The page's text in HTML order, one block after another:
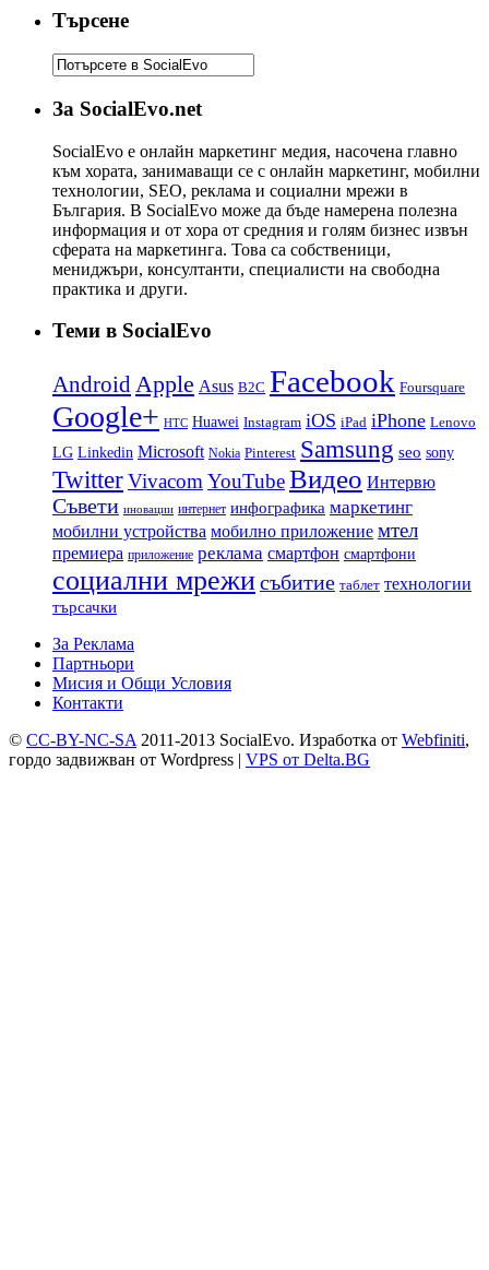
Търсене
За SocialEvo.net
SocialEvo е онлайн маркетинг медия, насочена главно
към хората, занимаващи се с онлайн маркетинг, мобилни
технологии, SEO, реклама и социални мрежи в
България. В SocialEvo може да бъде намерена полезна
информация и от хора от средния и голям бизнес извън
сферата на маркетинга. Това са собственици,
мениджъри, консултанти, специалисти на свободна
практика и други.
Теми в SocialEvo
AndroidApple Asus B2C Facebook Foursquare
Google+ HTC Huawei Instagram iOS iPad iPhone Lenovo
LG Linkedin Microsoft Nokia Pinterest Samsung seo sony
TwitterVivacom YouTubeВидео Интервю
Съвети иновации интернет инфографика маркетинг
мобилни устройства мобилно приложение мтел
премиера приложение реклама смартфон смартфони
социални мрежисъбитие таблет технологии
търсачки
За Реклама
Партньори
Мисия и Общи Условия
Контакти
© CC-BY-NC-SA 2011-2013 SocialEvo. Изработка от Webfiniti,
гордо задвижван от Wordpress | VPS от Delta.BG